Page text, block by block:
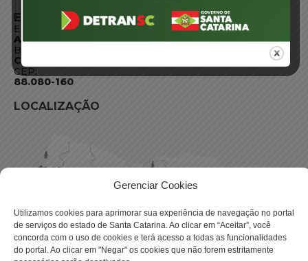
Gerenciar Cookies
Utilizamos cookies para aprimorar sua experiência de navegação no portal
de serviços do estado de Santa Catarina. Ao clicar em “Aceitar”, você
concorda com o uso de cookies e terá acesso a todas as funcionalidades
do portal. Ao clicar em "Negar" os cookies que não forem estritamente
ENDEREÇO
Endereço:
Av. Almirante Tamandaré - 480
Bairro:
Coqueiros, Florianópolis SC
CEP:
88.080-160
LOCALIZAÇÃO